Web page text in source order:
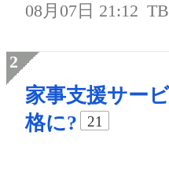
08月07日 21:12
家事支援サー
格に?
21